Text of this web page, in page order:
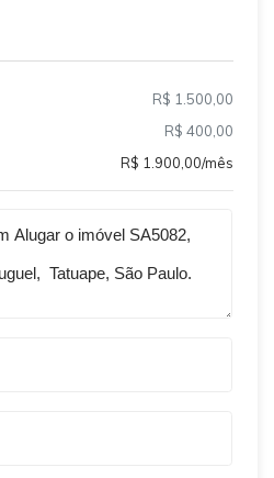
R$ 1.500,00
R$ 400,00
R$ 1.900,00/mês